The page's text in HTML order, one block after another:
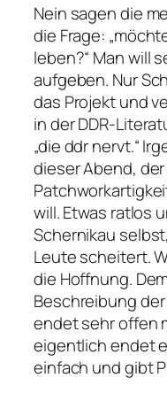
Nein sagen die
die Frage:
leben?“ Man will
aufgeben. Nur
das Projekt und
in der DDR-
„die ddr nervt.“
dieser Abend,
will. Etwas ratlos
Schernikau
Leute scheitert.
die Hoffnung.
Beschreibung
endet sehr offen
eigentlich endet
einfach und gibt